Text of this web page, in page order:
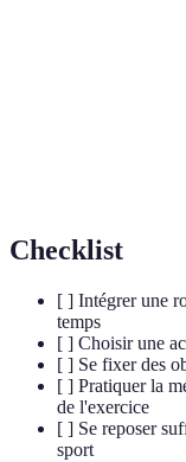
Checklist
[ ] Intégrer une
temps
[ ] Choisir une
[ ] Se fixer des
[ ] Pratiquer la
de l'exercice
[ ] Se reposer
sport